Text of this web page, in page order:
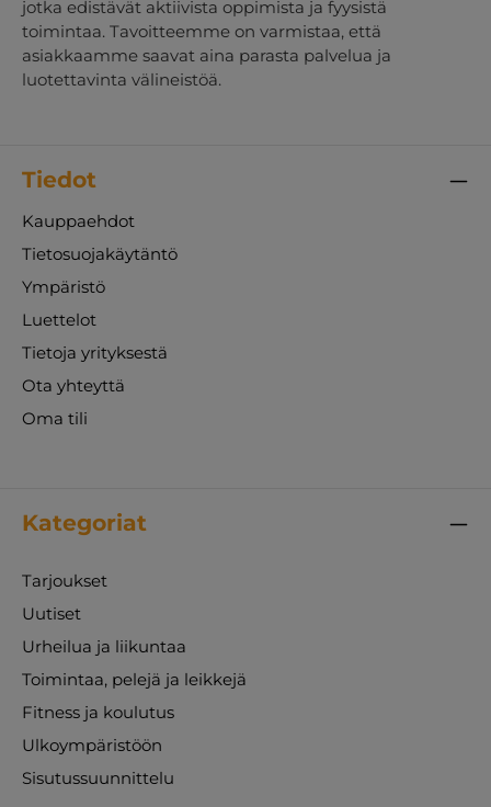
jotka edistävät aktiivista oppimista ja fyysistä
toimintaa. Tavoitteemme on varmistaa, että
asiakkaamme saavat aina parasta palvelua ja
luotettavinta välineistöä.
Tiedot
Kauppaehdot
Tietosuojakäytäntö
Ympäristö
Luettelot
Tietoja yrityksestä
Ota yhteyttä
Oma tili
Kategoriat
Tarjoukset
Uutiset
Urheilua ja liikuntaa
Toimintaa, pelejä ja leikkejä
Fitness ja koulutus
Ulkoympäristöön
Sisutussuunnittelu